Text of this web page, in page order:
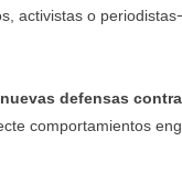
activistas o
defensas
comportamientos